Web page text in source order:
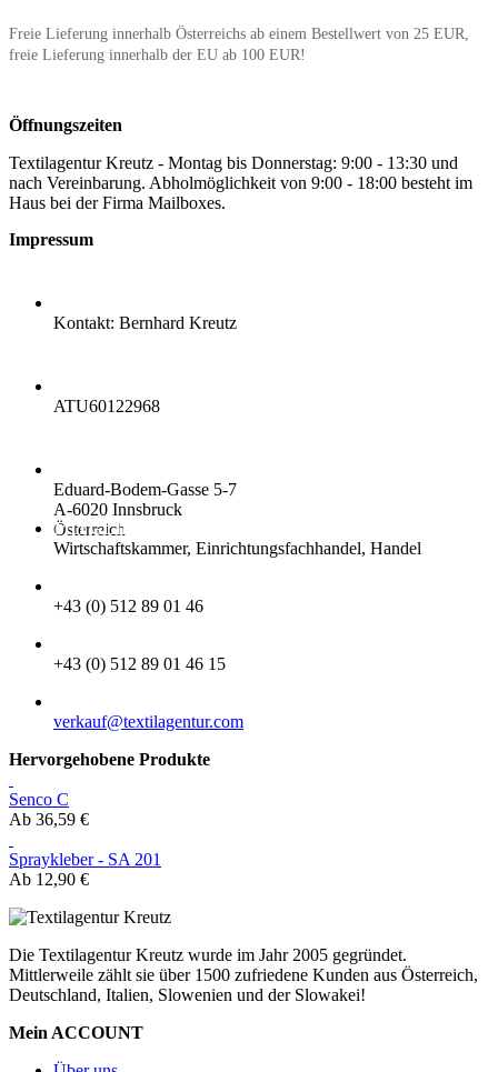
Freie Lieferung innerhalb Österreichs ab einem Bestellwert von 25 EUR,
freie Lieferung innerhalb der EU ab 100 EUR!
Öffnungszeiten
Textilagentur Kreutz - Montag bis Donnerstag: 9:00 - 13:30 und
nach Vereinbarung. Abholmöglichkeit von 9:00 - 18:00 besteht im
Haus bei der Firma Mailboxes.
Impressum
Kontakt: Bernhard Kreutz
ATU60122968
Eduard-Bodem-Gasse 5-7
A-6020 Innsbruck
Österreich
MITGLIEDSCHAFTEN
Wirtschaftskammer, Einrichtungsfachhandel, Handel
+43 (0) 512 89 01 46
+43 (0) 512 89 01 46 15
verkauf@textilagentur.com
Hervorgehobene Produkte
Senco C
Ab 36,59 €
Spraykleber - SA 201
Ab 12,90 €
Die Textilagentur Kreutz wurde im Jahr 2005 gegründet.
Mittlerweile zählt sie über 1500 zufriedene Kunden aus Österreich,
Deutschland, Italien, Slowenien und der Slowakei!
Mein ACCOUNT